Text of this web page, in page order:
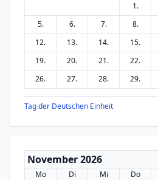
1.
5.
6. 7. 8.
12.
13. 14. 15.
19.
20. 21. 22.
26.
27. 28. 29.
Tag der Deutschen Einheit
November 2026
Mo Di Mi Do